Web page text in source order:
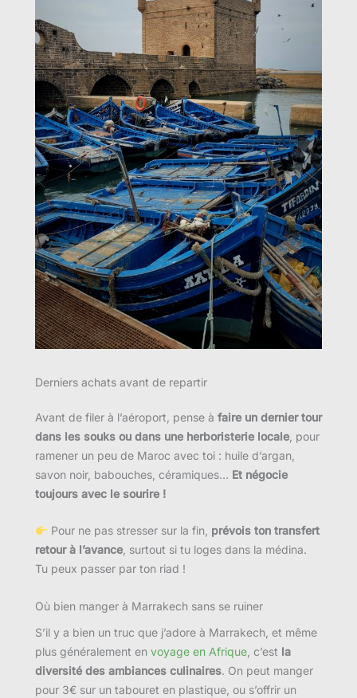
Derniers achats avant de repartir
Avant de filer à l’aéroport, pense à faire un dernier tour
dans les souks ou dans une herboristerie locale , pour
ramener un peu de Maroc avec toi : huile d’argan,
savon noir, babouches, céramiques… Et négocie
toujours avec le sourire !
Pour ne pas stresser sur la fin, prévois ton transfert
retour à l’avance , surtout si tu loges dans la médina.
Tu peux passer par ton riad !
Où bien manger à Marrakech sans se ruiner
S’il y a bien un truc que j’adore à Marrakech, et même
plus généralement en voyage en Afrique , c’est la
diversité des ambiances culinaires. On peut manger
pour 3€ sur un tabouret en plastique, ou s’offrir un